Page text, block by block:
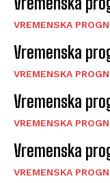
VREMENSKA
Vremenska
VREMENSKA
Vremenska
VREMENSKA
Vremenska
VREMENSKA